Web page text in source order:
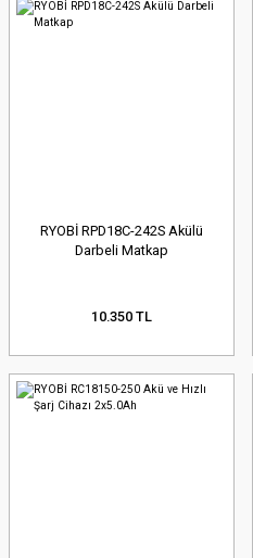
RYOBİ RPD18C-242S Akülü
Darbeli Matkap
10.350 TL